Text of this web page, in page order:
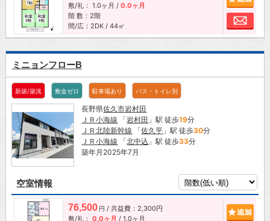
敷/礼： 1.0ヶ月 / 0.0ヶ月
階 数：2階
間/広：2DK / 44㎡
お
ミニョンフローB
新築/築浅 敷金ゼロ 駐車場あり バス・トイレ別
長野県佐久市岩村田
ＪＲ小海線 「岩村田 」駅 徒歩19分
ＪＲ北陸新幹線 「佐久平 」駅 徒歩30分
ＪＲ小海線 「北中込 」駅 徒歩33分
築年月2025年7月
空室情報
76,500 円 / 共益費：2,300円
敷/礼： 0.0ヶ月 / 1.0ヶ月